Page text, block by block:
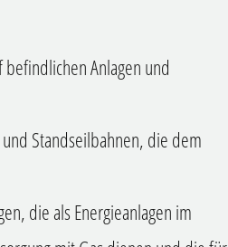
Anlagen und
Standseilbahnen, die dem
die als Energieanlagen im